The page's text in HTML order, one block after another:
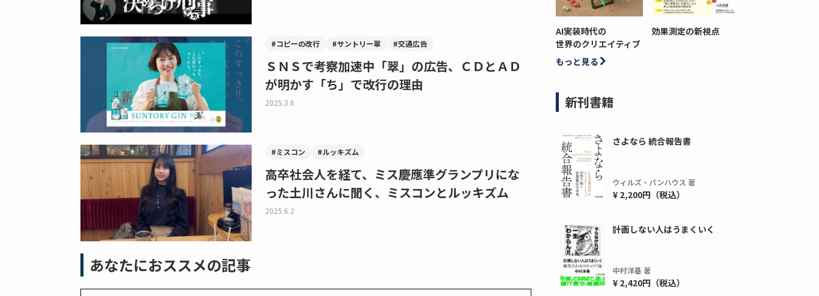
#コピーの改行 #サントリー翠 #交通広告
ＳＮＳで考察加速中「翠」の広告、ＣＤとＡＤ
が明かす「ち」で改行の理由
2025.3.6
#ミスコン #ルッキズム
高卒社会人を経て、ミス慶應準グランプリにな
った土川さんに聞く、ミスコンとルッキズム
2025.6.2
あなたにおススメの記事
AI実装時代の
世界のクリエイティブ
効果測定の新視点
もっと見る
新刊書籍
さよなら 統合報告書
ウィルズ・パンハウス 著
¥ 2,200円（税込）
計画しない人はうまくいく
中村洋基 著
¥ 2,420円（税込）